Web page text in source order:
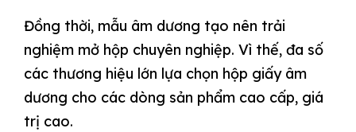
Đồng thời, mẫu âm dương tạo nên trải
nghiệm mở hộp chuyên nghiệp. Vì thế, đa số
các thương hiệu lớn lựa chọn hộp giấy âm
dương cho các dòng sản phẩm cao cấp, giá
trị cao.